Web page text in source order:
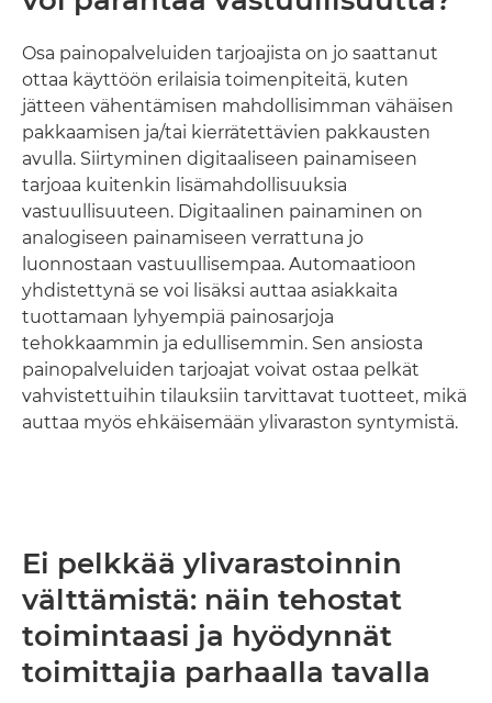
Osa painopalveluiden tarjoajista on jo saattanut
ottaa käyttöön erilaisia toimenpiteitä, kuten
jätteen vähentämisen mahdollisimman vähäisen
pakkaamisen ja/tai kierrätettävien pakkausten
avulla. Siirtyminen digitaaliseen painamiseen
tarjoaa kuitenkin lisämahdollisuuksia
vastuullisuuteen. Digitaalinen painaminen on
analogiseen painamiseen verrattuna jo
luonnostaan vastuullisempaa. Automaatioon
yhdistettynä se voi lisäksi auttaa asiakkaita
tuottamaan lyhyempiä painosarjoja
tehokkaammin ja edullisemmin. Sen ansiosta
painopalveluiden tarjoajat voivat ostaa pelkät
vahvistettuihin tilauksiin tarvittavat tuotteet, mikä
auttaa myös ehkäisemään ylivaraston syntymistä.
Ei pelkkää ylivarastoinnin
välttämistä: näin tehostat
toimintaasi ja hyödynnät
toimittajia parhaalla tavalla